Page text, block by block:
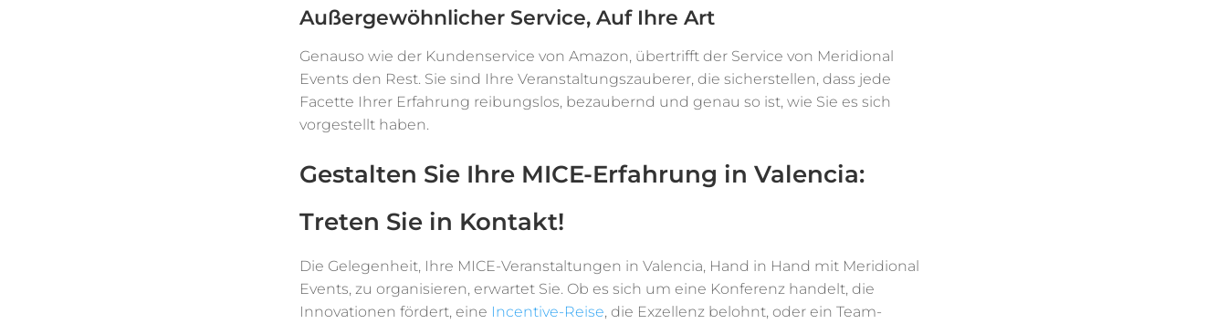
Außergewöhnlicher Service, Auf Ihre Art
Genauso wie der Kundenservice von Amazon, übertrifft der Service von Meridional
Events den Rest. Sie sind Ihre Veranstaltungszauberer, die sicherstellen, dass jede
Facette Ihrer Erfahrung reibungslos, bezaubernd und genau so ist, wie Sie es sich
vorgestellt haben.
Gestalten Sie Ihre MICE-Erfahrung in Valencia:
Treten Sie in Kontakt!
Die Gelegenheit, Ihre MICE-Veranstaltungen in Valencia, Hand in Hand mit Meridional
Events, zu organisieren, erwartet Sie. Ob es sich um eine Konferenz handelt, die
Innovationen fördert, eine Incentive-Reise, die Exzellenz belohnt, oder ein Team-